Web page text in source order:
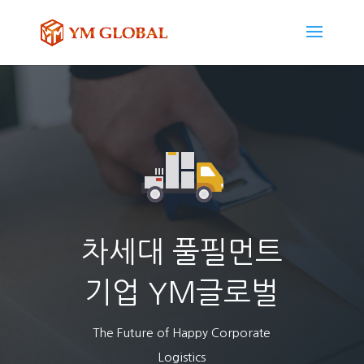
차세대 풀필먼트
기업 YM글로벌
The Future of Happy Corporate
Logistics